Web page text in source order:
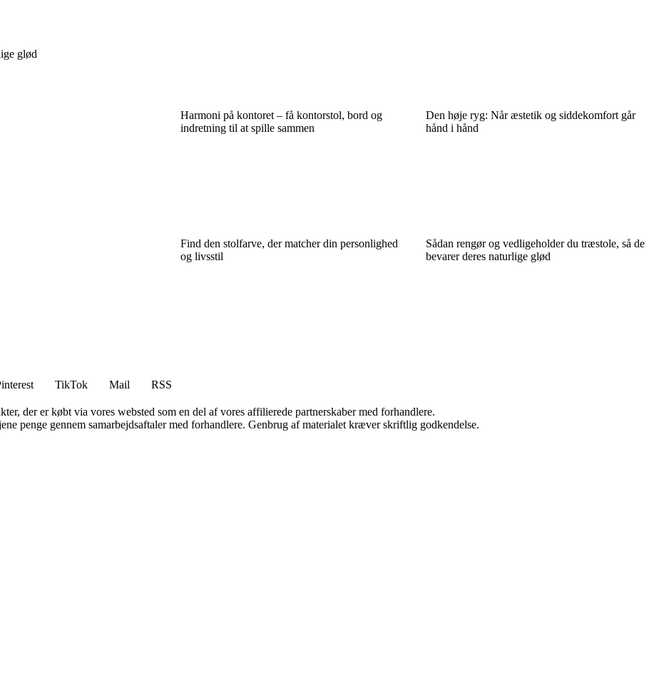
glød
Harmoni på kontoret – få kontorstol, bord og
indretning til at spille sammen
Den høje ryg: Når æstetik og siddekomfort går
hånd i hånd
Find den stolfarve, der matcher din personlighed
og livsstil
Sådan rengør og vedligeholder du træstole, så de
bevarer deres naturlige glød
TikTok Mail
RSS
der er købt via vores websted som en del af vores affilierede partnerskaber med forhandlere.
penge gennem samarbejdsaftaler med forhandlere. Genbrug af materialet kræver skriftlig godkendelse.